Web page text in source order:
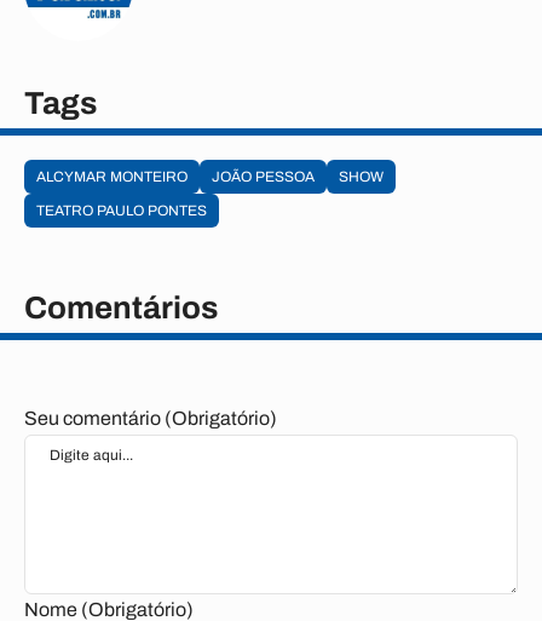
Tags
ALCYMAR MONTEIRO JOÃO PESSOA
SHOW
TEATRO PAULO PONTES
Comentários
Seu comentário (Obrigatório)
Nome (Obrigatório)